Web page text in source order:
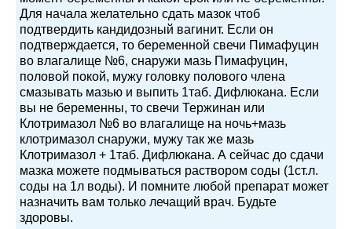
Для начала желательно сдать мазок чтоб
подтвердить кандидозный вагинит. Если он
подтверждается, то беременной свечи Пимафуцин
во влагалище №6, снаружи мазь Пимафуцин,
половой покой, мужу головку полового члена
смазывать мазью и выпить 1таб. Дифлюкана. Если
вы не беременны, то свечи Тержинан или
Клотримазол №6 во влагалище на ночь+мазь
клотримазол снаружи, мужу так же мазь
Клотримазол + 1таб. Дифлюкана. А сейчас до сдачи
мазка можете подмываться раствором соды (1ст.л.
соды на 1л воды). И помните любой препарат может
назначить вам только лечащий врач. Будьте
здоровы.